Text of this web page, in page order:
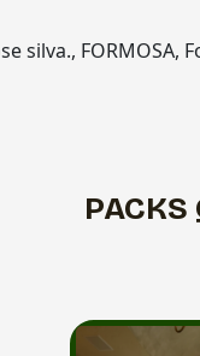
silva., FORMOSA,
PACKS